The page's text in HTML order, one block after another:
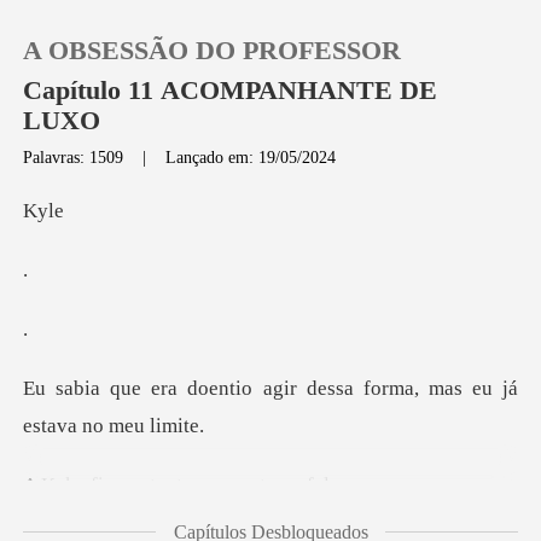
Sair
A OBSESSÃO DO PROFESSOR
Capítulo 11 ACOMPANHANTE DE
LUXO
Palavras: 1509 |Lançado em: 19/05/2024
y
agir dessa forma, mas eu
Capítulos Desbloqueados